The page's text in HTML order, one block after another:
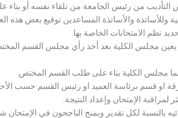
من رئيس الجامعة من تلقاء نفسه أو بناء
والأساتذة المساعدين توقيع بعض هذه
نظم الامتحانات الخاصة بها.
يعين مجلس الكلية بعد أخذ رأي مجلس القسم
مجلس الكلية بناء على طلب القسم المختص.
او قسم برئاسة العميد او رئيس القسم حسب
الإمتحان وإعداد النتيجة.
لكل تقدير ويمنح الناجحون في الإمتحان